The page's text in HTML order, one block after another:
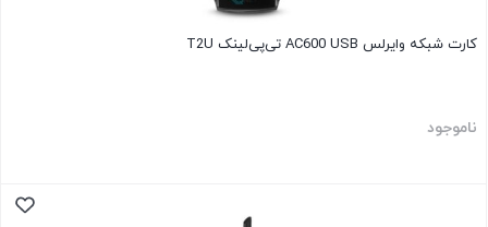
کارت شبکه وایرلس AC600 USB تی‌پی‌لینک T2U
ناموجود